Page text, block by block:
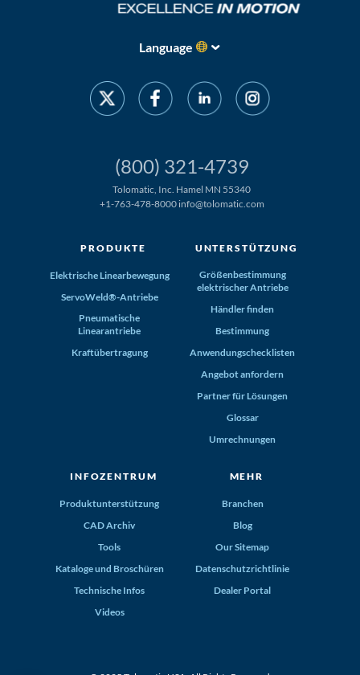
Language
(800) 321-4739
Tolomatic, Inc. Hamel MN 55340
+1-763-478-8000 info@tolomatic.com
PRODUKTE
Elektrische Linearbewegung
ServoWeld®-Antriebe
Pneumatische
Linearantriebe
Kraftübertragung
UNTERSTÜTZUNG
Größenbestimmung
elektrischer Antriebe
Händler finden
Bestimmung
Anwendungschecklisten
Angebot anfordern
Partner für Lösungen
Glossar
Umrechnungen
INFOZENTRUM
Produktunterstützung
CAD Archiv
Tools
Kataloge und Broschüren
Technische Infos
Videos
MEHR
Branchen
Blog
Our Sitemap
Datenschutzrichtlinie
Dealer Portal